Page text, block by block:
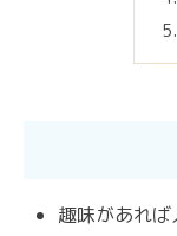
趣味があれば